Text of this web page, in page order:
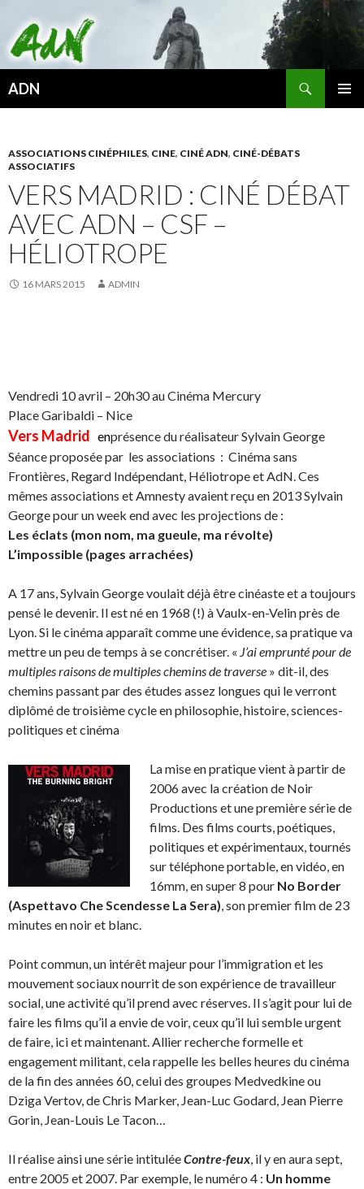
ADN
ASSOCIATIONS CINÉPHILES, CINE, CINÉ ADN, CINÉ-DÉBATS
ASSOCIATIFS
VERS MADRID : CINÉ DÉBAT
AVEC ADN – CSF –
HÉLIOTROPE
16 MARS 2015 ADMIN
Vendredi 10 avril – 20h30 au Cinéma Mercury
Place Garibaldi – Nice
Vers Madrid enprésence du réalisateur Sylvain George
Séance proposée par les associations : Cinéma sans
Frontières, Regard Indépendant, Héliotrope et AdN. Ces
mêmes associations et Amnesty avaient reçu en 2013 Sylvain
George pour un week end avec les projections de :
Les éclats (mon nom, ma gueule, ma révolte)
L’impossible (pages arrachées)
A 17 ans, Sylvain George voulait déjà être cinéaste et a toujours
pensé le devenir. Il est né en 1968 (!) à Vaulx-en-Velin près de
Lyon. Si le cinéma apparaît comme une évidence, sa pratique va
mettre un peu de temps à se concrétiser. « J’ai emprunté pour de
multiples raisons de multiples chemins de traverse » dit-il, des
chemins passant par des études assez longues qui le verront
diplômé de troisième cycle en philosophie, histoire, sciences-
politiques et cinéma
La mise en pratique vient à partir de
2006 avec la création de Noir
Productions et une première série de
films. Des films courts, poétiques,
politiques et expérimentaux, tournés
sur téléphone portable, en vidéo, en
16mm, en super 8 pour No Border
(Aspettavo Che Scendesse La Sera), son premier film de 23
minutes en noir et blanc.
Point commun, un intérêt majeur pour l’immigration et les
mouvement sociaux nourrit de son expérience de travailleur
social, une activité qu’il prend avec réserves. Il s’agit pour lui de
faire les films qu’il a envie de voir, ceux qu’il lui semble urgent
de faire, ici et maintenant. Allier recherche formelle et
engagement militant, cela rappelle les belles heures du cinéma
de la fin des années 60, celui des groupes Medvedkine ou
Dziga Vertov, de Chris Marker, Jean-Luc Godard, Jean Pierre
Gorin, Jean-Louis Le Tacon…
Il réalise ainsi une série intituléeContre-feux, il y en aura sept,
entre 2005 et 2007. Par exemple, le numéro 4 : Un homme